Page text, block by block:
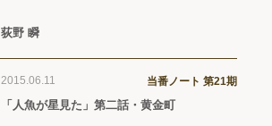
荻野 瞬
2015.06.11 当番ノート 第21期
「人魚が星見た」第二話・黄金町